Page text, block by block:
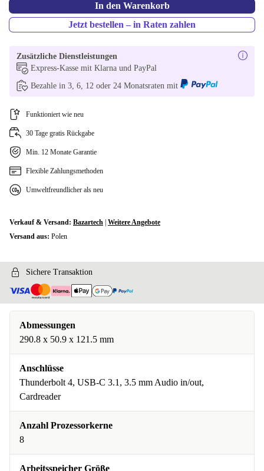
In den Warenkorb
Jetzt bestellen – in Raten zahlen
Zusätzliche Dienstleistungen
Express-Kasse mit Klarna und PayPal
Bezahle in 3, 6, 12 oder 24 Monatsraten mit
Funktioniert wie neu
30 Tage gratis Rückgabe
Min. 12 Monate Garantie
Flexible Zahlungsmethoden
Umweltfreundlicher als neu
Verkauf & Versand: Bazartech Weitere Angebote
Versand aus: Polen
Sichere Transaktion
Abmessungen
290.8 x 50.9 x 121.5 mm
Anschlüsse
Thunderbolt 4, USB-C 3.1, 3.5 mm Audio in/out,
Cardreader
Anzahl Prozessorkerne
8
Arbeitsspeicher Größe